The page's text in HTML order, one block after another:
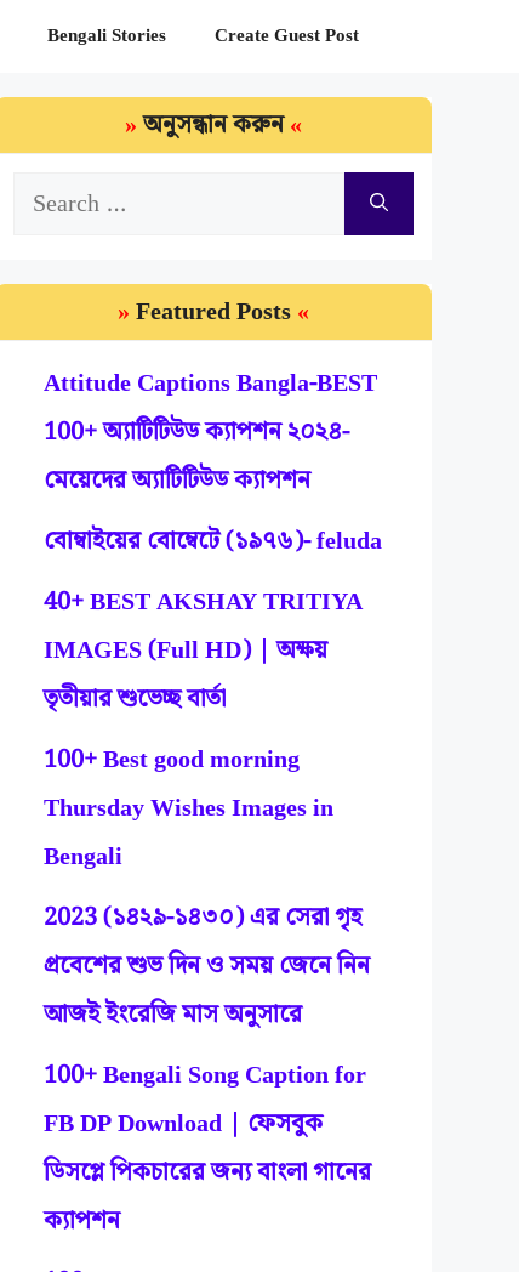
Bengali Stories Create Guest Post
অনুসন্ধান করুন
Search
Featured Posts
Attitude Captions Bangla-BEST
100+ অ্যাটিটিউড ক্যাপশন ২০২৪-
মেয়েদের অ্যাটিটিউড ক্যাপশন
বোম্বাইয়ের বোম্বেটে (১৯৭৬)- feluda
40+ BEST AKSHAY TRITIYA
IMAGES (Full HD) | অক্ষয়
তৃতীয়ার শুভেচ্ছ বার্তা
100+ Best good morning
Thursday Wishes Images in
Bengali
2023 (১৪২৯-১৪৩০) এর সেরা গৃহ
প্রবেশের শুভ দিন ও সময় জেনে নিন
আজই ইংরেজি মাস অনুসারে
100+ Bengali Song Caption for
FB DP Download | ফেসবুক
ডিসপ্লে পিকচারের জন্য বাংলা গানের
ক্যাপশন